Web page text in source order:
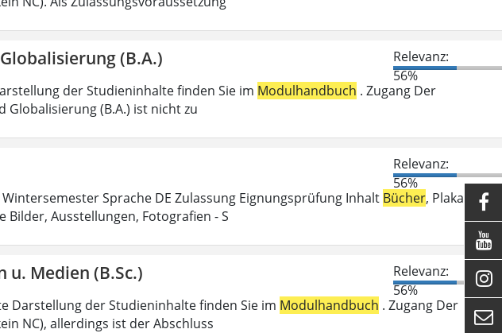
(B.A.)
Relevanz:
56%
der Studieninhalte finden Sie im Modulhandbuch . Zugang Der
Globalisierung (B.A.) ist nicht zu
Relevanz:
56%
Sprache DE Zulassung Eignungsprüfung Inhalt Bücher, Plakate,
Ausstellungen, Fotografien - S
Medien (B.Sc.)
Relevanz:
56%
Darstellung der Studieninhalte finden Sie im Modulhandbuch . Zugang Der
NC), allerdings ist der Abschluss



